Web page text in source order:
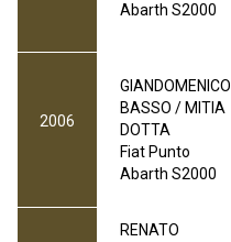
Abarth S2000
2006
GIANDOMENICO
BASSO / MITIA
DOTTA
Fiat Punto
Abarth S2000
RENATO